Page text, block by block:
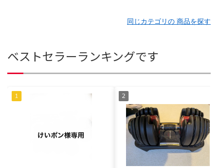
同じカテゴリの 商品を探す
ベストセラーランキングです